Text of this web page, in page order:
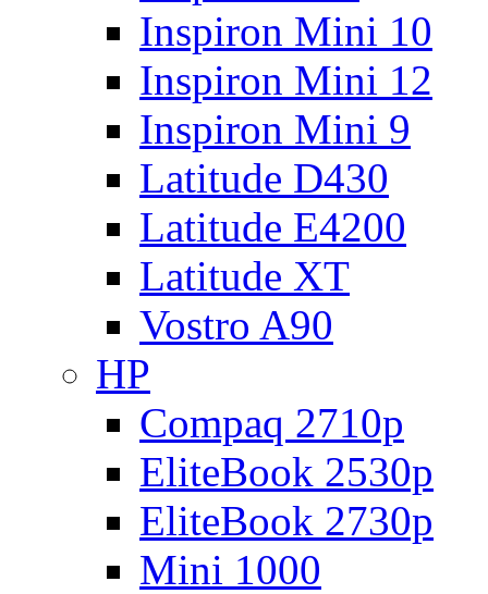
Inspiron Mini 10
Inspiron Mini 12
Inspiron Mini 9
Latitude D430
Latitude E4200
Latitude XT
Vostro A90
HP
Compaq 2710p
EliteBook 2530p
EliteBook 2730p
Mini 1000